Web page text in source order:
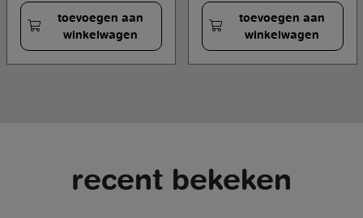
toevoegen aan
winkelwagen
toevoegen aan
winkelwagen
recent bekeken